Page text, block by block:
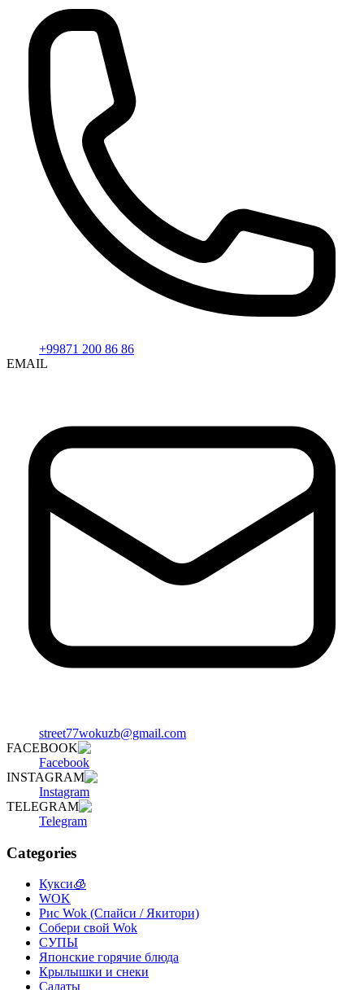
+99871 200 86 86
EMAIL
street77wokuzb@gmail.com
FACEBOOK
Facebook
INSTAGRAM
Instagram
TELEGRAM
Telegram
Categories
Кукси🧊
WOK
Рис Wok (Спайси / Якитори)
Собери свой Wok
СУПЫ
Японские горячие блюда
Крылышки и снеки
Салаты